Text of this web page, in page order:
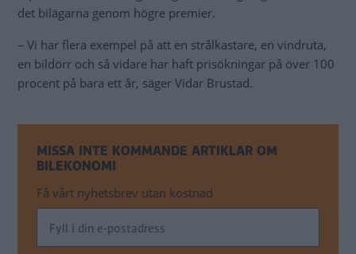
det bilägarna genom högre premier.
– Vi har flera exempel på att en strålkastare, en vindruta,
en bildörr och så vidare har haft prisökningar på över 100
procent på bara ett år, säger Vidar Brustad.
MISSA INTE KOMMANDE ARTIKLAR OM
BILEKONOMI
Få vårt nyhetsbrev utan kostnad